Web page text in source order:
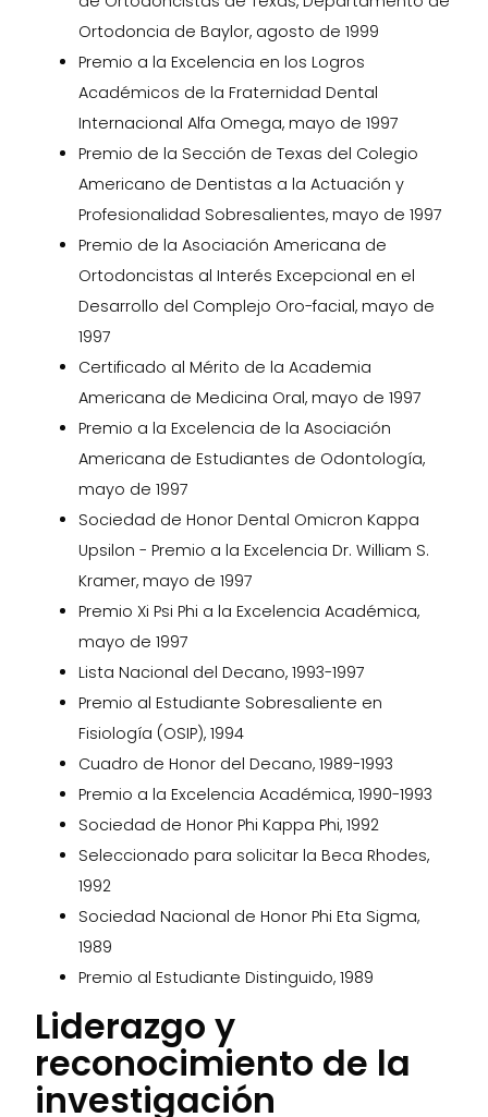
Ortodoncia de Baylor, agosto de 1999
Premio a la Excelencia en los Logros
Académicos de la Fraternidad Dental
Internacional Alfa Omega, mayo de 1997
Premio de la Sección de Texas del Colegio
Americano de Dentistas a la Actuación y
Profesionalidad Sobresalientes, mayo de 1997
Premio de la Asociación Americana de
Ortodoncistas al Interés Excepcional en el
Desarrollo del Complejo Oro-facial, mayo de
1997
Certificado al Mérito de la Academia
Americana de Medicina Oral, mayo de 1997
Premio a la Excelencia de la Asociación
Americana de Estudiantes de Odontología,
mayo de 1997
Sociedad de Honor Dental Omicron Kappa
Upsilon - Premio a la Excelencia Dr. William S.
Kramer, mayo de 1997
Premio Xi Psi Phi a la Excelencia Académica,
mayo de 1997
Lista Nacional del Decano, 1993-1997
Premio al Estudiante Sobresaliente en
Fisiología (OSIP), 1994
Cuadro de Honor del Decano, 1989-1993
Premio a la Excelencia Académica, 1990-1993
Sociedad de Honor Phi Kappa Phi, 1992
Seleccionado para solicitar la Beca Rhodes,
1992
Sociedad Nacional de Honor Phi Eta Sigma,
1989
Premio al Estudiante Distinguido, 1989
Liderazgo y
reconocimiento de la
investigación